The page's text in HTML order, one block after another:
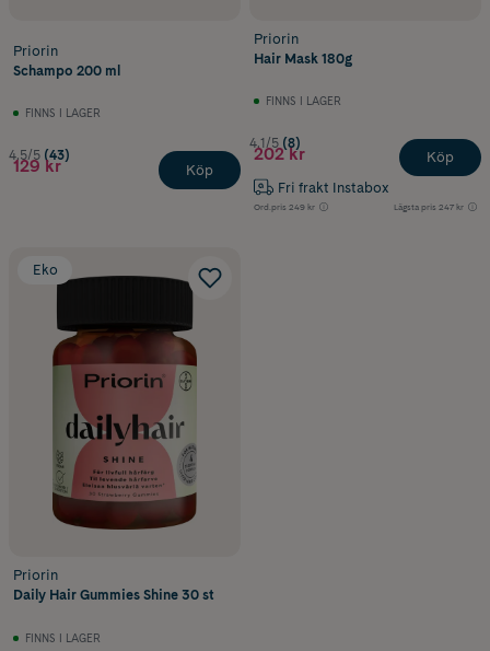
Priorin
Schampo 200 ml
FINNS I LAGER
4.5/5 (43)
129 kr Köp
Priorin
Hair Mask 180g
FINNS I LAGER
4.1/5 (8)
202 kr
Fri frakt Instabox
Ord.pris 249 kr Lägsta pris 247 kr
Köp
Eko
Priorin
Daily Hair Gummies Shine 30 st
FINNS I LAGER